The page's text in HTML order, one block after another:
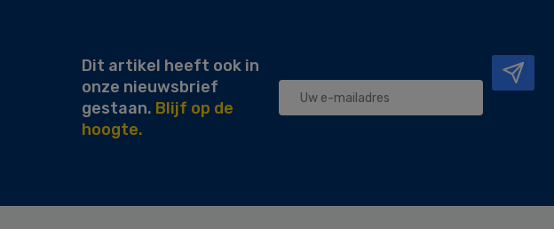
Dit artikel heeft ook in
onze nieuwsbrief
gestaan. Blijf op de
hoogte.